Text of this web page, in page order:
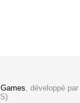
, développé par